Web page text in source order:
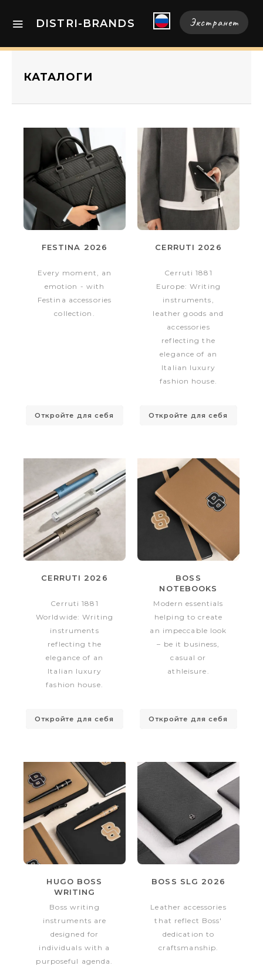
DISTRI-BRANDS Экстранет
КАТАЛОГИ
FESTINA 2026
Every moment, an
emotion - with
Festina accessories
collection.
Откройте для себя
CERRUTI 2026
Cerruti 1881
Europe: Writing
instruments,
leather goods and
accessories
reflecting the
elegance of an
Italian luxury
fashion house.
Откройте для себя
CERRUTI 2026
Cerruti 1881
Worldwide: Writing
instruments
reflecting the
elegance of an
Italian luxury
fashion house.
Откройте для себя
BOSS
NOTEBOOKS
Modern essentials
helping to create
an impeccable look
– be it business,
casual or
athleisure.
Откройте для себя
HUGO BOSS
WRITING
Boss writing
instruments are
designed for
individuals with a
purposeful agenda.
BOSS SLG 2026
Leather accessories
that reflect Boss'
dedication to
craftsmanship.